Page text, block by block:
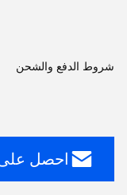
شروط الدفع والشحن
احصل